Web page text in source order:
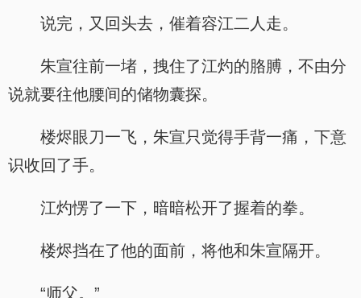
说完，又回头去，催着容江二人走。
朱宣往前一堵，拽住了江灼的胳膊，不由分
说就要往他腰间的储物囊探。
楼烬眼刀一飞，朱宣只觉得手背一痛，下意
识收回了手。
江灼愣了一下，暗暗松开了握着的拳。
楼烬挡在了他的面前，将他和朱宣隔开。
“师父。”